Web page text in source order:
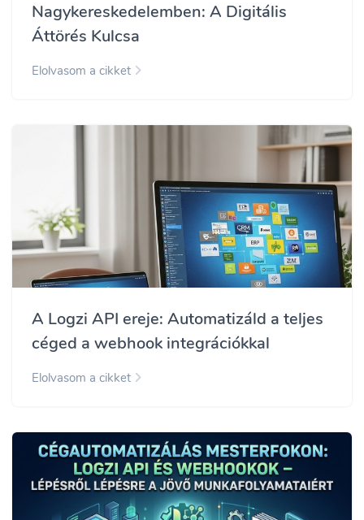
Nagykereskedelemben: A Digitális
Áttörés Kulcsa
Elolvasom a cikket
A Logzi API ereje: Automatizáld a teljes
céged a webhook integrációkkal
Elolvasom a cikket